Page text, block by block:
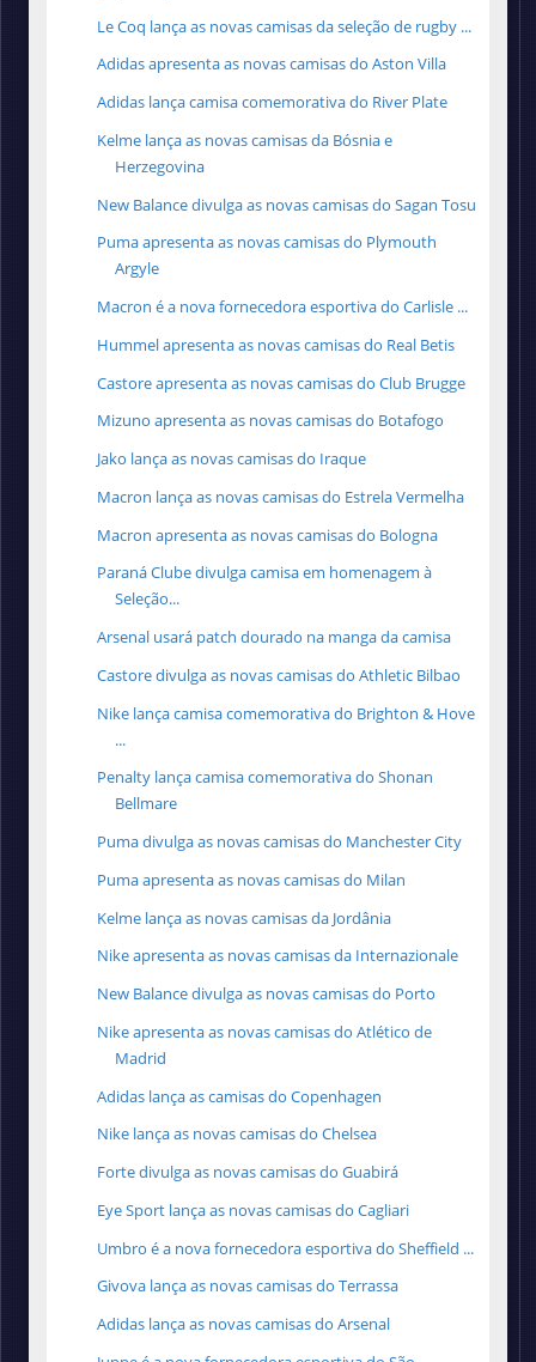
Le Coq lança as novas camisas da seleção de rugby ...
Adidas apresenta as novas camisas do Aston Villa
Adidas lança camisa comemorativa do River Plate
Kelme lança as novas camisas da Bósnia e
Herzegovina
New Balance divulga as novas camisas do Sagan Tosu
Puma apresenta as novas camisas do Plymouth
Argyle
Macron é a nova fornecedora esportiva do Carlisle ...
Hummel apresenta as novas camisas do Real Betis
Castore apresenta as novas camisas do Club Brugge
Mizuno apresenta as novas camisas do Botafogo
Jako lança as novas camisas do Iraque
Macron lança as novas camisas do Estrela Vermelha
Macron apresenta as novas camisas do Bologna
Paraná Clube divulga camisa em homenagem à
Seleção...
Arsenal usará patch dourado na manga da camisa
Castore divulga as novas camisas do Athletic Bilbao
Nike lança camisa comemorativa do Brighton & Hove
...
Penalty lança camisa comemorativa do Shonan
Bellmare
Puma divulga as novas camisas do Manchester City
Puma apresenta as novas camisas do Milan
Kelme lança as novas camisas da Jordânia
Nike apresenta as novas camisas da Internazionale
New Balance divulga as novas camisas do Porto
Nike apresenta as novas camisas do Atlético de
Madrid
Adidas lança as camisas do Copenhagen
Nike lança as novas camisas do Chelsea
Forte divulga as novas camisas do Guabirá
Eye Sport lança as novas camisas do Cagliari
Umbro é a nova fornecedora esportiva do Sheffield ...
Givova lança as novas camisas do Terrassa
Adidas lança as novas camisas do Arsenal